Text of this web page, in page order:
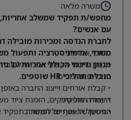
משרה מלאה
מחפש/ת תפקיד שמשלב אחריות,
עם אנשים?
לחברת הנדסה ומכירות מובילה
משרד, אדמיניסטרציה ותפעול
מגוון ודינמי הכולל אחריות על
הובלת תהליכי HR שוטפים.
תחומי אחריות:
• מתן שירות מקצועי ואיכותי
פנימיים וחיצוניים.
• קבלת אורחים וייצוג החברה
• עבודה מול ספקים, הזמנת ציוד
התפעול השוטף של המשרד.
דרישות התפקיד:
• ניסיון של שנתיים לפחות בתפקיד